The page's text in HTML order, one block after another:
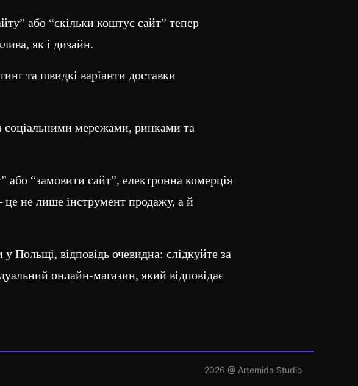
або “скільки коштує сайт” тепер
як і дизайн.
та швидкі варіанти доставки
соціальними мережами, ринками та
або “замовити сайт”, електронна комерція
не лише інструмент продажу, а й
відповідь очевидна: слідкуйте за
онлайн-магазин, який відповідає
2026 @ Artemida Studio